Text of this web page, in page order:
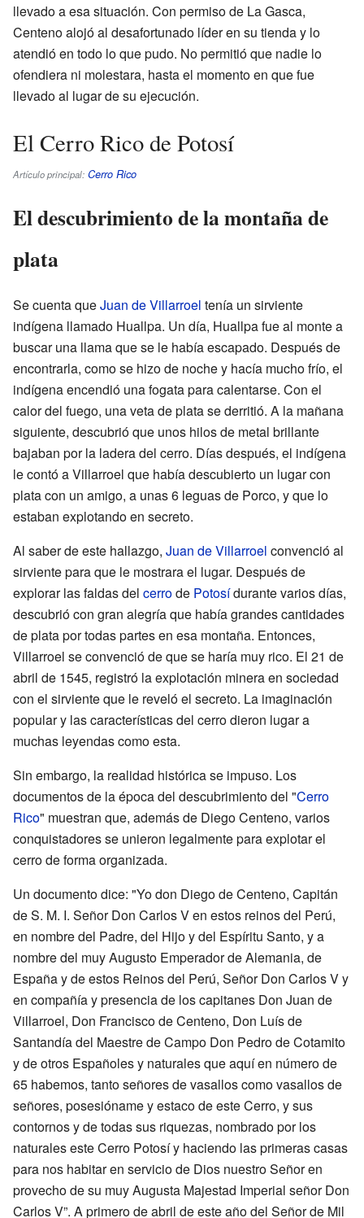
llevado a esa situación. Con permiso de La Gasca,
Centeno alojó al desafortunado líder en su tienda y lo
atendió en todo lo que pudo. No permitió que nadie lo
ofendiera ni molestara, hasta el momento en que fue
llevado al lugar de su ejecución.
El Cerro Rico de Potosí
Artículo principal: Cerro Rico
El descubrimiento de la montaña de
plata
Se cuenta queJuan de Villarroel tenía un sirviente
indígena llamado Huallpa. Un día, Huallpa fue al monte a
buscar una llama que se le había escapado. Después de
encontrarla, como se hizo de noche y hacía mucho frío, el
indígena encendió una fogata para calentarse. Con el
calor del fuego, una veta de plata se derritió. A la mañana
siguiente, descubrió que unos hilos de metal brillante
bajaban por la ladera del cerro. Días después, el indígena
le contó a Villarroel que había descubierto un lugar con
plata con un amigo, a unas 6 leguas de Porco, y que lo
estaban explotando en secreto.
Al saber de este hallazgo, Juan de Villarroel convenció al
sirviente para que le mostrara el lugar. Después de
explorar las faldas del cerrode Potosídurante varios días,
descubrió con gran alegría que había grandes cantidades
de plata por todas partes en esa montaña. Entonces,
Villarroel se convenció de que se haría muy rico. El 21 de
abril de 1545, registró la explotación minera en sociedad
con el sirviente que le reveló el secreto. La imaginación
popular y las características del cerro dieron lugar a
muchas leyendas como esta.
Sin embargo, la realidad histórica se impuso. Los
documentos de la época del descubrimiento del "Cerro
Rico" muestran que, además de Diego Centeno, varios
conquistadores se unieron legalmente para explotar el
cerro de forma organizada.
Un documento dice: "Yo don Diego de Centeno, Capitán
de S. M. I. Señor Don Carlos V en estos reinos del Perú,
en nombre del Padre, del Hijo y del Espíritu Santo, y a
nombre del muy Augusto Emperador de Alemania, de
España y de estos Reinos del Perú, Señor Don Carlos V y
en compañía y presencia de los capitanes Don Juan de
Villarroel, Don Francisco de Centeno, Don Luís de
Santandía del Maestre de Campo Don Pedro de Cotamito
y de otros Españoles y naturales que aquí en número de
65 habemos, tanto señores de vasallos como vasallos de
señores, posesióname y estaco de este Cerro, y sus
contornos y de todas sus riquezas, nombrado por los
naturales este Cerro Potosí y haciendo las primeras casas
para nos habitar en servicio de Dios nuestro Señor en
provecho de su muy Augusta Majestad Imperial señor Don
Carlos V”. A primero de abril de este año del Señor de Mil